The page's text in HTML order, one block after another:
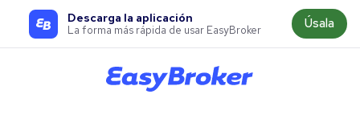
Descarga la aplicación
La forma más rápida de usar EasyBroker Úsala